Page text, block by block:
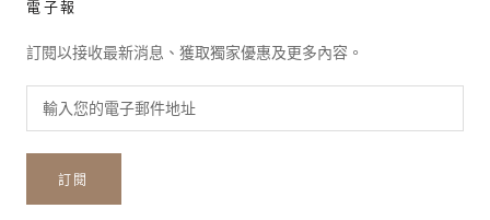
電子報
訂閱以接收最新消息、獲取獨家優惠及更多內容。
訂閱